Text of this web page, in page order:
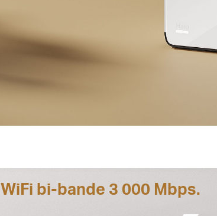
WiFi bi-bande 3 000 Mbps.